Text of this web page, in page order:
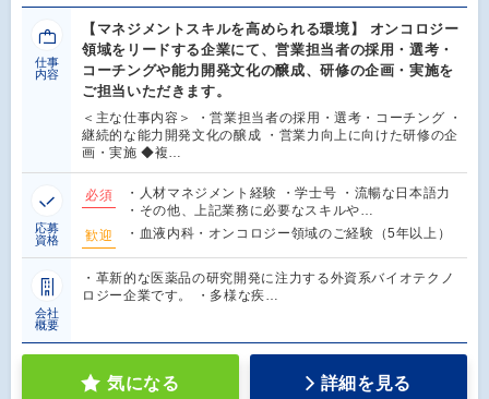
仕事
内容
【マネジメントスキルを高められる環境】 オンコロジー
領域をリードする企業にて、営業担当者の採用・選考・
コーチングや能力開発文化の醸成、研修の企画・実施を
ご担当いただきます。
＜主な仕事内容＞ ・営業担当者の採用・選考・コーチング ・
継続的な能力開発文化の醸成 ・営業力向上に向けた研修の企
画・実施 ◆複…
応募
資格
必須
・人材マネジメント経験 ・学士号 ・流暢な日本語力
・その他、上記業務に必要なスキルや…
歓迎
・血液内科・オンコロジー領域のご経験（5年以上）
会社
概要
・革新的な医薬品の研究開発に注力する外資系バイオテクノ
ロジー企業です。 ・多様な疾…
気になる 詳細を見る